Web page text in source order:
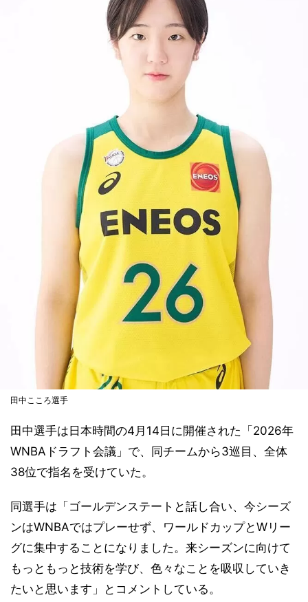
田中こころ選手
田中選手は日本時間の4月14日に開催された「2026年
WNBAドラフト会議」で、同チームから3巡目、全体
38位で指名を受けていた。
同選手は「ゴールデンステートと話し合い、今シーズ
ンはWNBAではプレーせず、ワールドカップとWリー
グに集中することになりました。来シーズンに向けて
もっともっと技術を学び、色々なことを吸収していき
たいと思います」とコメントしている。